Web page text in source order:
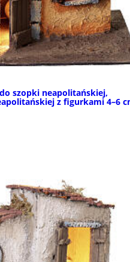
szopki neapolitańskiej,
z figurkami 4–6